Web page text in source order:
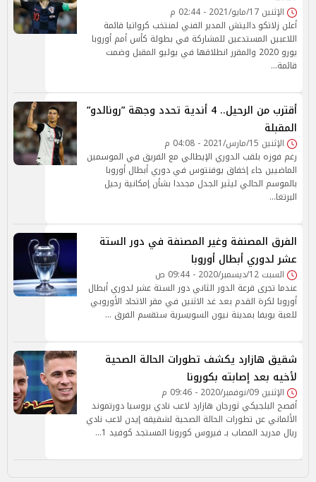
الإثنين 17/مايو/2021 - 02:44 م
أعلن زلاتكو داليتش المدير الفني لمنتخب كرواتيا قائمة
اللاعبين المستدعين للمشاركة في بطولة كأس أمم أوروبا
يورو 2020 والمقرر انطلاقها في يوليو المقبل وضمت
قائمة…
أقترب من الرحيل.. 4 أندية تحدد وجهة ”رونالدو”
المقبلة
الإثنين 15/مارس/2021 - 04:08 م
رغم فوزه بلقب الدوري الإيطالي مع الفريق في الموسمين
الماضيين جاء إخفاق يوفنتوس في دوري أبطال أوروبا
بالموسم الحالي ليثير الجدل مجددا بشأن إمكانية رحيل
البرتغا…
الفرق المصنفة وغير المصنفة في دور الستة
عشر لدوري أبطال أوروبا
السبت 12/ديسمبر/2020 - 09:44 ص
عندما تجرى قرعة الدور الثاني دور الستة عشر لدوري أبطال
أوروبا لكرة القدم بعد غد الاثنين في مقر الاتحاد الأوروبي
للعبة يويفا بمدينة نيون السويسرية ستقسم الفرق …
شقيق هازارد يكشف تطورات الحالة الصحية
لأخيه بعد إصابته بكورونا
الإثنين 09/نوفمبر/2020 - 09:46 م
أفصح البلجيكي ثورجان هازارد لاعب نادي بروسيا دورتموند
الألماني عن تطورات الحالة الصحية لشقيقه إيدن لاعب نادي
ريال مدريد المصاب بـ فيروس كورونا المستجد كوفيد 1…